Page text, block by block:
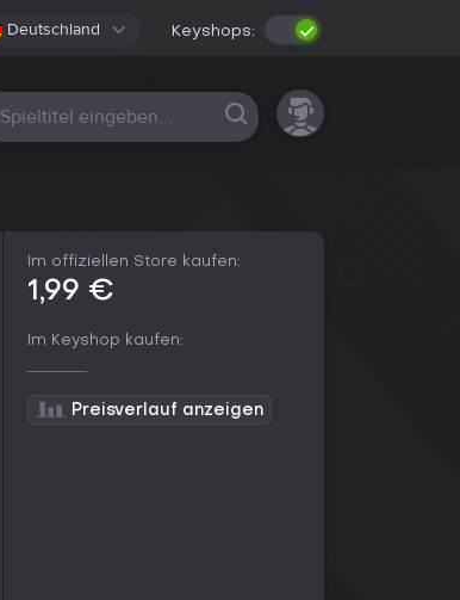
Deutschland Keyshops:
Alle Plattformen
Im offiziellen Store kaufen:
1,99 €
Im Keyshop kaufen:
Preisverlauf anzeigen